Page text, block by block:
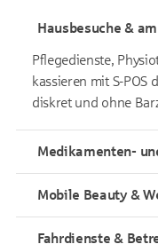
Hausbesuche &
Pflegedienste,
kassieren mit S-POS
diskret und ohne
Medikamenten-
Mobile Beauty &
Fahrdienste &